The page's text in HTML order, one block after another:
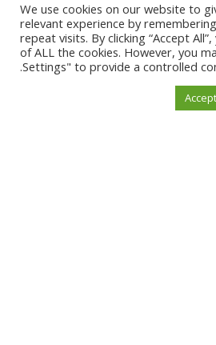
في أداء أدوار البطولة بجانب الممثلة كيت
من النجوم المتألقين مثل:
We use cookies on our website to
relevant experience by
repeat visits. By clicking “Accept
of ALL the cookies. However, you
Settings" to provide a controlled